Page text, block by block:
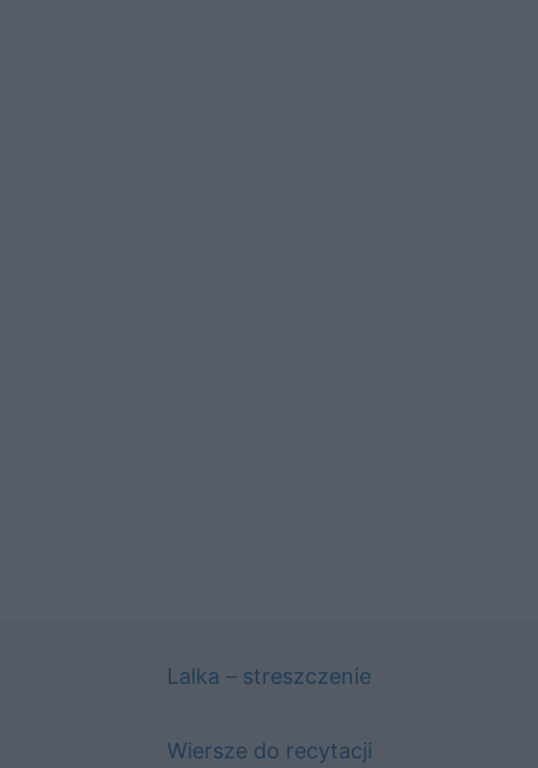
Lalka – streszczenie
Wiersze do recytacji